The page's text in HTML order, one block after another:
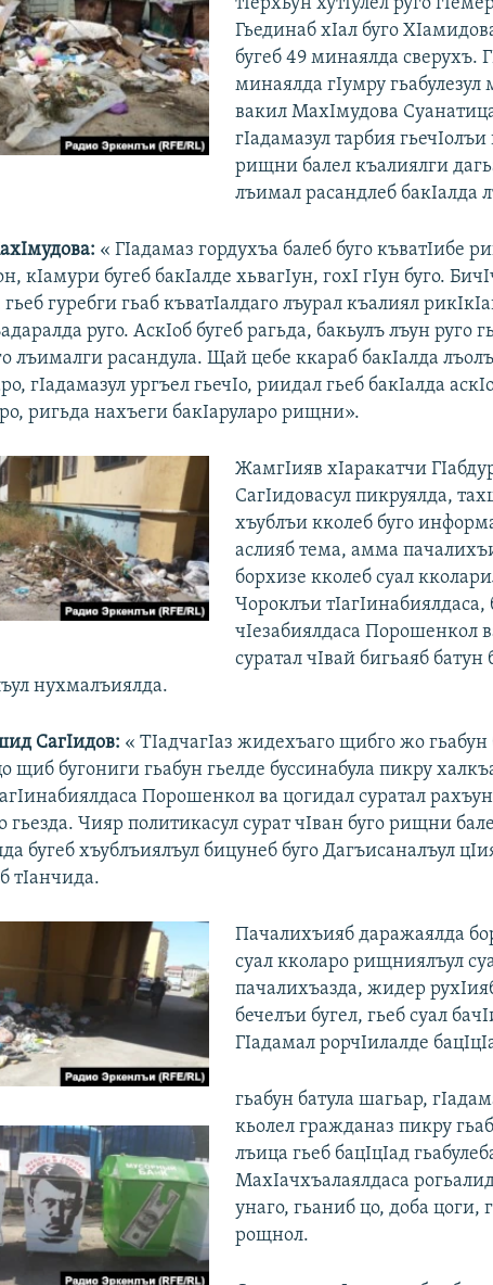
Гьединаб хIал буго
бугеб 49 минаялда сверухъ.
минаялда гIумру гьабулезул
вакил МахIмудова
гIадамазул тарбия гьечIолъи
рищни балел къалиялги
лъимал расандлеб бакIалда
« ГIадамаз гордухъа балеб буго къватIибе
кIамури бугеб бакIалде хьвагIун, гохI гIун буго.
гуребги гьаб къватIалдаго лъурал къалиял
руго. АскIоб бугеб рагьда, бакьулъ лъун руго
лъималги расандула. Щай цебе ккараб бакIалда
гIадамазул ургъел гьечIо, риидал гьеб бакIалда
ригьда нахъеги бакIаруларо рищни».
ЖамгIияв хIаракатчи
СагIидовасул пикруялда,
хъублъи кколеб буго
аслияб тема, амма
борхизе кколеб суал
Чороклъи тIагIинабиялдаса,
чIезабиялдаса Порошенкол
суратал чIвай бигьаяб батун
нухмалъиялда.
СагIидов: « ТIадчагIаз жидехъаго щибго жо
щиб бугониги гьабун гьелде буссинабула пикру
Порошенкол ва цогидал суратал
гьезда. Чияр политикасул сурат чIван буго рищни
бугеб хъублъиялъул бицунеб буго Дагъисаналъул
тIанчида.
Пачалихъияб даражаялда
суал кколаро рищниялъул
пачалихъазда, жидер
бечелъи бугел, гьеб суал
ГIадамал рорчIилалде
гьабун батула шагьар,
кьолел гражданаз пикру
лъица гьеб бацIцIад
МахIачхъалаялдаса
унаго, гьаниб цо, доба цоги,
рощнол.